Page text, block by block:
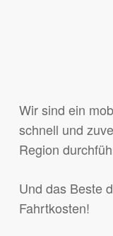
Wir sind ein
schnell und
Region
Und das Beste
Fahrtkosten!